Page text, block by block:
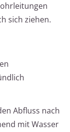
sich ziehen.
Abfluss nach
mit Wasser